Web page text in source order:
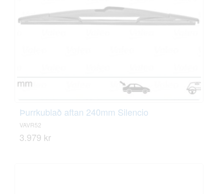
Þurrkublað aftan 240mm Silencio
VAVR52
3.979 kr